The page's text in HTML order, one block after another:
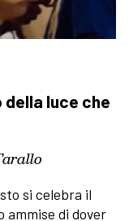
della luce che
si celebra il
ammise di dover